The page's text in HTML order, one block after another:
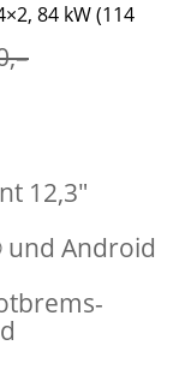
84 kW (114
12,3″
und Android